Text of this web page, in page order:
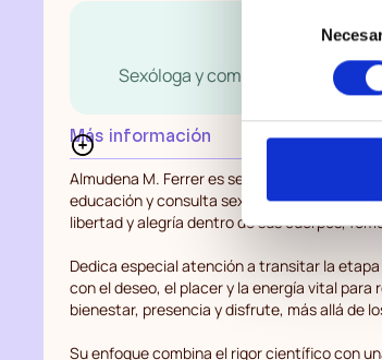
consentimiento
Sexóloga y comunicadora,
Más información
Almudena M. Ferrer es sexóloga,
educación y consulta sexológica.
libertad y alegría dentro de sus cuerpos,
Dedica especial atención a transitar la
con el deseo, el placer y la energía vital
bienestar, presencia y disfrute, más allá de
Su enfoque combina el rigor científico con